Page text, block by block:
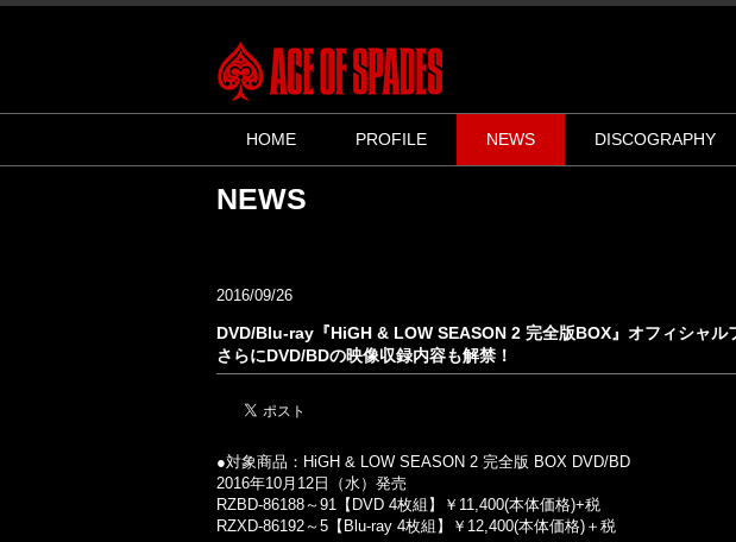
HOME PROFILE NEWS DISCOGRAPHY
NEWS
2016/09/26
DVD/Blu-ray『HiGH & LOW SEASON 2 完全版BOX』オフィシャル
さらにDVD/BDの映像収録内容も解禁！
●対象商品：HiGH & LOW SEASON 2 完全版 BOX DVD/BD
2016年10月12日（水）発売
RZBD-86188～91【DVD 4枚組】￥11,400(本体価格)+税
RZXD-86192～5【Blu-ray 4枚組】￥12,400(本体価格)＋税